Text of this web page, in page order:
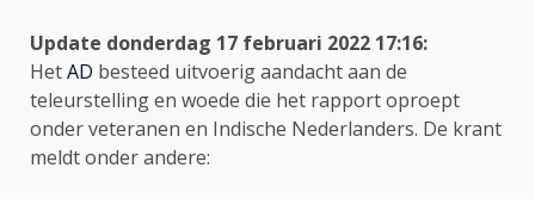
Update donderdag 17 februari 2022 17:16:
HetAD besteed uitvoerig aandacht aan de
teleurstelling en woede die het rapport oproept
onder veteranen en Indische Nederlanders. De krant
meldt onder andere: